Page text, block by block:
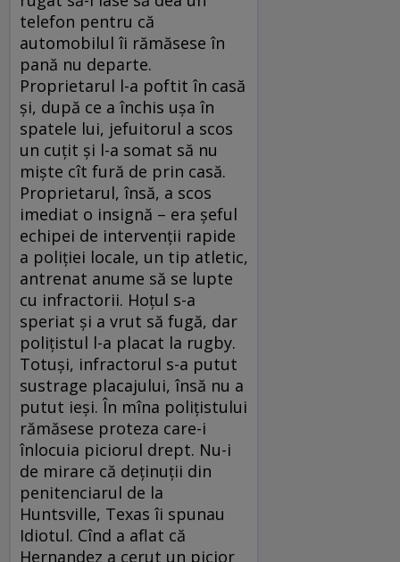
telefon pentru că
automobilul îi rămăsese în
pană nu departe.
Proprietarul l-a poftit în casă
şi, după ce a închis uşa în
spatele lui, jefuitorul a scos
un cuţit şi l-a somat să nu
mişte cît fură de prin casă.
Proprietarul, însă, a scos
imediat o insignă – era şeful
echipei de intervenţii rapide
a poliţiei locale, un tip atletic,
antrenat anume să se lupte
cu infractorii. Hoţul s-a
speriat şi a vrut să fugă, dar
poliţistul l-a placat la rugby.
Totuşi, infractorul s-a putut
sustrage placajului, însă nu a
putut ieşi. În mîna poliţistului
rămăsese proteza care-i
înlocuia piciorul drept. Nu-i
de mirare că deţinuţii din
penitenciarul de la
Huntsville, Texas îi spunau
Idiotul. Cînd a aflat că
Hernandez a cerut un picior